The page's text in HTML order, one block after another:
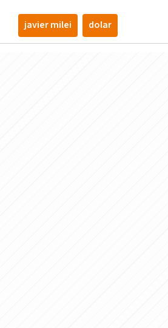
javier milei dolar